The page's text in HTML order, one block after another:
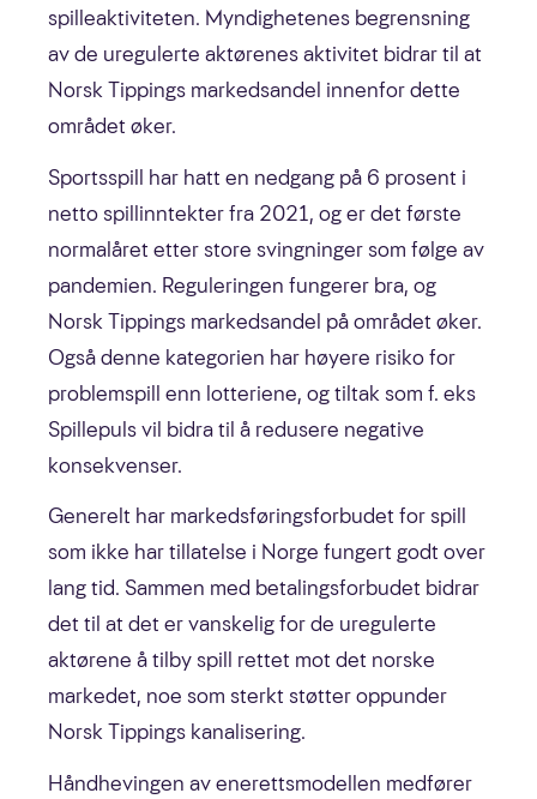
spilleaktiviteten. Myndighetenes begrensning
av de uregulerte aktørenes aktivitet bidrar til at
Norsk Tippings markedsandel innenfor dette
området øker.
Sportsspill har hatt en nedgang på 6 prosent i
netto spillinntekter fra 2021, og er det første
normalåret etter store svingninger som følge av
pandemien. Reguleringen fungerer bra, og
Norsk Tippings markedsandel på området øker.
Også denne kategorien har høyere risiko for
problemspill enn lotteriene, og tiltak som f. eks
Spillepuls vil bidra til å redusere negative
konsekvenser.
Generelt har markedsføringsforbudet for spill
som ikke har tillatelse i Norge fungert godt over
lang tid. Sammen med betalingsforbudet bidrar
det til at det er vanskelig for de uregulerte
aktørene å tilby spill rettet mot det norske
markedet, noe som sterkt støtter oppunder
Norsk Tippings kanalisering.
Håndhevingen av enerettsmodellen medfører